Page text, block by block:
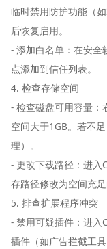
临时禁用防护功能（
后恢复启用。
- 添加白名单：在安
点添加到信任列表。
4. 检查存储空间
- 检查磁盘可用容量：
空间大于1GB。若不
理）。
- 更改下载路径：进入
存路径修改为空间充
5. 排查扩展程序冲突
- 禁用可疑插件：进
插件（如广告拦截工